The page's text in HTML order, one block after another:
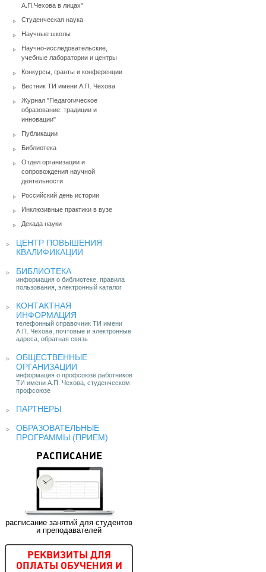
А.П.Чехова в лицах"
Студенческая наука
Научные школы
Научно-исследовательские,
учебные лаборатории и центры
Конкурсы, гранты и конференции
Вестник ТИ имени А.П. Чехова
Журнал "Педагогическое
образование: традиции и
инновации"
Публикации
Библиотека
Отдел организации и
сопровождения научной
деятельности
Российский день истории
Инклюзивные практики в вузе
Декада науки
ЦЕНТР ПОВЫШЕНИЯ
КВАЛИФИКАЦИИ
БИБЛИОТЕКА
информация о библиотеке, правила
пользования, электронный каталог
КОНТАКТНАЯ
ИНФОРМАЦИЯ
телефонный справочник ТИ имени
А.П. Чехова, почтовые и электронные
адреса, обратная связь
ОБЩЕСТВЕННЫЕ
ОРГАНИЗАЦИИ
информация о профсоюзе работников
ТИ имени А.П. Чехова, студенческом
профсоюзе
ПАРТНЕРЫ
ОБРАЗОВАТЕЛЬНЫЕ
ПРОГРАММЫ (ПРИЕМ)
РАСПИСАНИЕ
расписание занятий для студентов
и преподавателей
РЕКВИЗИТЫ ДЛЯ
ОПЛАТЫ ОБУЧЕНИЯ И